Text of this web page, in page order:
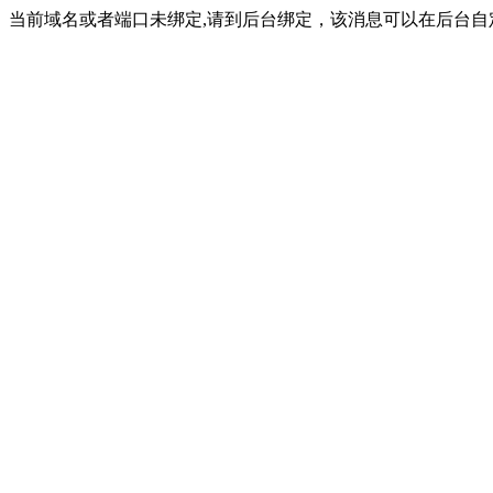
当前域名或者端口未绑定,请到后台绑定，该消息可以在后台自